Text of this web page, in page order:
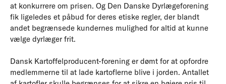
at konkurrere om prisen. Og Den Danske Dyrlægeforening
fik ligeledes et påbud for deres etiske regler, der blandt
andet begrænsede kundernes mulighed for altid at kunne
vælge dyrlæger frit.
Dansk Kartoffelproducent-forening er dømt for at opfordre
medlemmerne til at lade kartoflerne blive i jorden. Antallet